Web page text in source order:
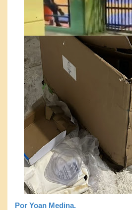
Por Yoan Medina.